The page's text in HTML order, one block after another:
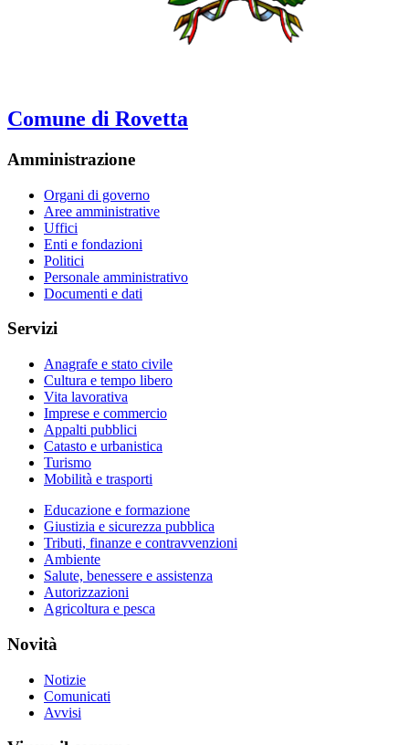
Comune di Rovetta
Amministrazione
Organi di governo
Aree amministrative
Uffici
Enti e fondazioni
Politici
Personale amministrativo
Documenti e dati
Servizi
Anagrafe e stato civile
Cultura e tempo libero
Vita lavorativa
Imprese e commercio
Appalti pubblici
Catasto e urbanistica
Turismo
Mobilità e trasporti
Educazione e formazione
Giustizia e sicurezza pubblica
Tributi, finanze e contravvenzioni
Ambiente
Salute, benessere e assistenza
Autorizzazioni
Agricoltura e pesca
Novità
Notizie
Comunicati
Avvisi